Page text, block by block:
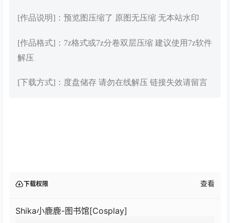
[作品说明]：预览图压缩了 原图无压缩 无本站水印
[作品格式]：7z格式或7z分卷双层压缩 建议使用7z软件
解压
[下载方式]：度盘储存 请勿在线解压 链接失效请留言
下载权限 查看
Shika小鹿鹿-图书馆[Cosplay]